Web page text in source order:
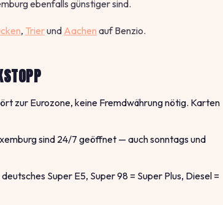
ebenfalls günstiger sind.
, Trierund Aachen auf Benzio.
zur Eurozone, keine Fremdwährung nötig. Karten
sind 24/7 geöffnet — auch sonntags und
Super E5, Super 98 = Super Plus, Diesel =